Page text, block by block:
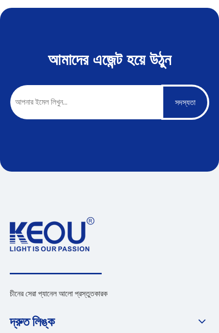
আমাদের এজেন্ট হয়ে উঠুন
সদস্যতা
চীনের সেরা প্যানেল আলো প্রস্তুতকারক
দ্রুত লিঙ্ক